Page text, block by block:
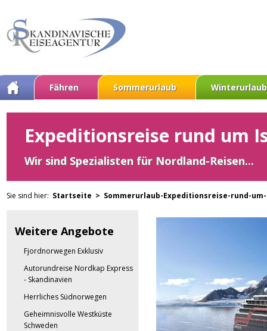
Fähren Sommerurlaub Winterurlaub
Expeditionsreise rund um
Wir sind Spezialisten für Nordland-Reisen...
Sie sind hier: Startseite > Sommerurlaub-Expeditionsreise-rund-
Weitere Angebote
Fjordnorwegen Exklusiv
Autorundreise Nordkap Express
- Skandinavien
Herrliches Südnorwegen
Geheimnisvolle Westküste
Schweden